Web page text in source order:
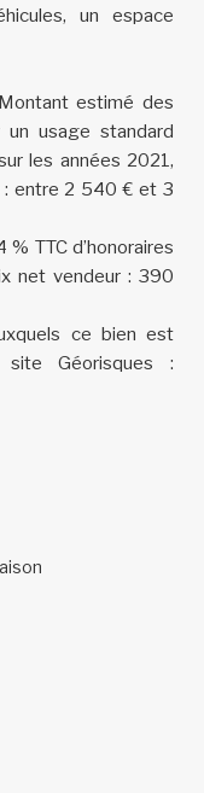
un espace
estimé des
un usage standard
les années 2021,
: entre 2 540 € et 3
TTC d’honoraires
net vendeur : 390
ce bien est
Géorisques :